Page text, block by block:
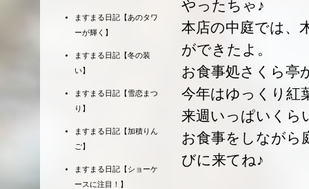
やったちゃ♪
本店の中庭では、
ができたよ。
お食事処さくら亭
今年はゆっくり紅
来週いっぱいくら
お食事をしながら
びに来てね♪
ますまる日記【あのタワ
ーが輝く】
ますまる日記【冬の装
い】
ますまる日記【雪恋まつ
り】
ますまる日記【加積りん
ご】
ますまる日記【ショーケ
ースに注目！】